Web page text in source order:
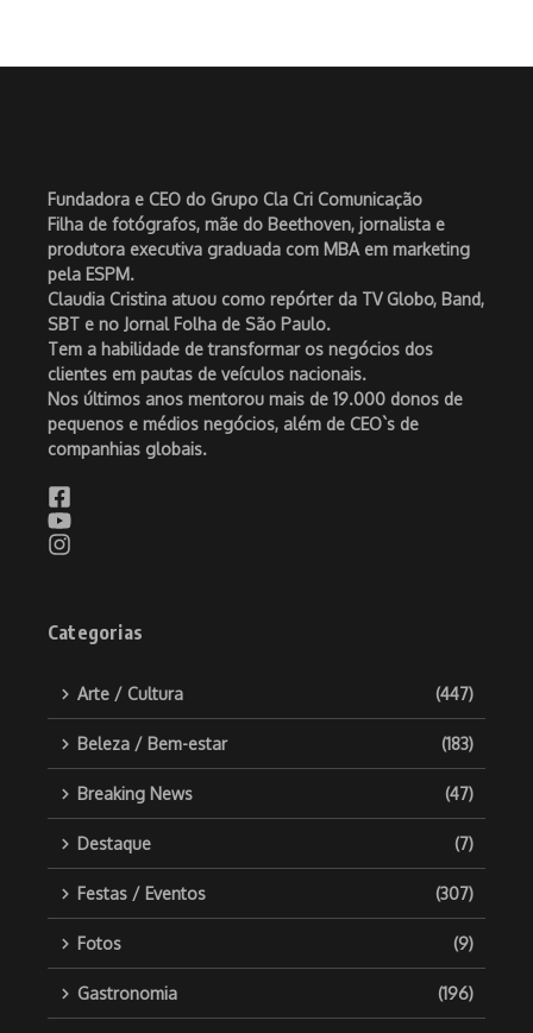
Fundadora e CEO do Grupo Cla Cri Comunicação
Filha de fotógrafos, mãe do Beethoven, jornalista e
produtora executiva graduada com MBA em marketing
pela ESPM.
Claudia Cristina atuou como repórter da TV Globo, Band,
SBT e no Jornal Folha de São Paulo.
Tem a habilidade de transformar os negócios dos
clientes em pautas de veículos nacionais.
Nos últimos anos mentorou mais de 19.000 donos de
pequenos e médios negócios, além de CEO`s de
companhias globais.
Categorias
Arte / Cultura (447)
Beleza / Bem-estar (183)
Breaking News (47)
Destaque (7)
Festas / Eventos (307)
Fotos (9)
Gastronomia (196)